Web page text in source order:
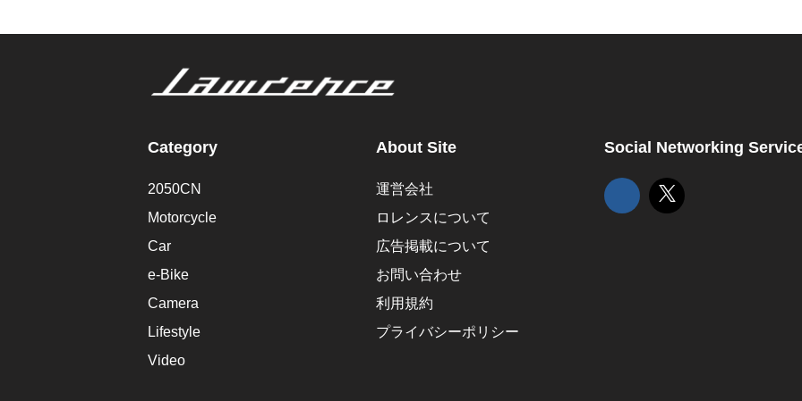
Category
2050CN
Motorcycle
Car
e-Bike
Camera
Lifestyle
Video
About Site
運営会社
ロレンスについて
広告掲載について
お問い合わせ
利用規約
プライバシーポリシー
Social Networking